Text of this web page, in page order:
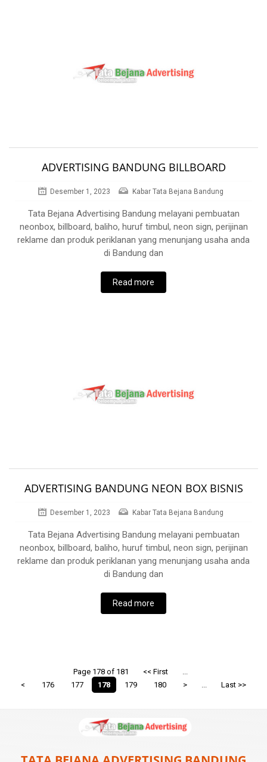
ADVERTISING BANDUNG BILLBOARD
Desember 1, 2023 Kabar Tata Bejana Bandung
Tata Bejana Advertising Bandung melayani pembuatan
neonbox, billboard, baliho, huruf timbul, neon sign, perijinan
reklame dan produk periklanan yang menunjang usaha anda
di Bandung dan
Read more
ADVERTISING BANDUNG NEON BOX BISNIS
Desember 1, 2023 Kabar Tata Bejana Bandung
Tata Bejana Advertising Bandung melayani pembuatan
neonbox, billboard, baliho, huruf timbul, neon sign, perijinan
reklame dan produk periklanan yang menunjang usaha anda
di Bandung dan
Read more
Page 178 of 181 << First
...
<
176 177 178 179 180 > ... Last >>